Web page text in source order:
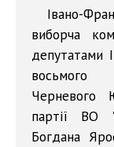
Івано-
виборча
депутатами
восьмого
Черневого
партії ВО
Богдана